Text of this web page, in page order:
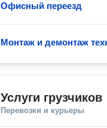
Офисный переезд
Монтаж и демонтаж
Услуги грузчиков
Перевозки и курьеры